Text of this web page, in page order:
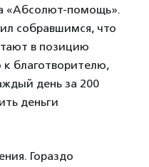
«Абсолют-помощь».
собравшимся, что
в позицию
благотворителю,
день за 200
деньги
Гораздо